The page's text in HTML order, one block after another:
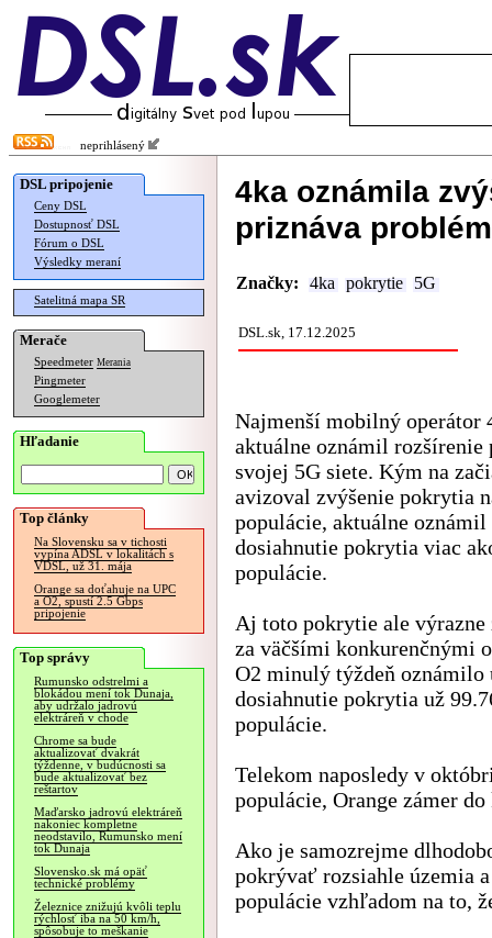
neprihlásený
DSL pripojenie
Ceny DSL
Dostupnosť DSL
Fórum o DSL
Výsledky meraní
Satelitná mapa SR
Merače
Speedmeter Merania
Pingmeter
Googlemeter
Hľadanie
Top články
Na Slovensku sa v tichosti
vypína ADSL v lokalitách s
VDSL, už 31. mája
Orange sa doťahuje na UPC
a O2, spustí 2.5 Gbps
pripojenie
Top správy
Rumunsko odstrelmi a
blokádou mení tok Dunaja,
aby udržalo jadrovú
elektráreň v chode
Chrome sa bude
aktualizovať dvakrát
týždenne, v budúcnosti sa
bude aktualizovať bez
reštartov
Maďarsko jadrovú elektráreň
nakoniec kompletne
neodstavilo, Rumunsko mení
tok Dunaja
Slovensko.sk má opäť
technické problémy
Železnice znižujú kvôli teplu
rýchlosť iba na 50 km/h,
spôsobuje to meškanie
4ka oznámila
priznáva
Značky: 4ka pokrytie 5G
DSL.sk, 17.12.2025
Najmenší mobilný operátor
aktuálne oznámil rozšírenie
svojej 5G siete. Kým na
avizoval zvýšenie pokrytia
populácie, aktuálne oznámil
dosiahnutie pokrytia viac
populácie.
Aj toto pokrytie ale výrazne
za väčšími konkurenčnými
O2 minulý týždeň oznámilo
dosiahnutie pokrytia už
populácie.
Telekom naposledy v
populácie, Orange zámer
Ako je samozrejme
pokrývať rozsiahle územia
populácie vzhľadom na to,